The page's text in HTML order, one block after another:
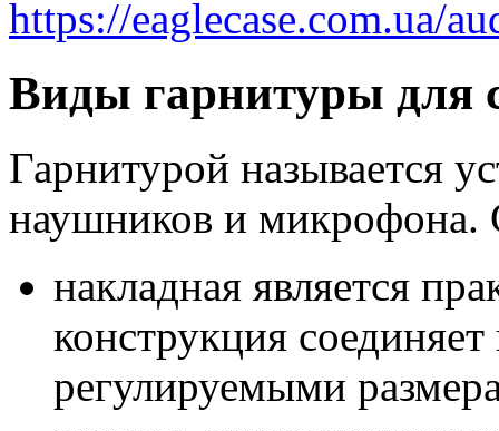
https://eaglecase.com.ua/
Виды гарнитуры для
Гарнитурой называется
наушников и микрофона.
накладная является
конструкция
регулируемыми